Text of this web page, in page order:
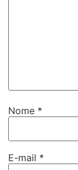
Nome *
E-mail *